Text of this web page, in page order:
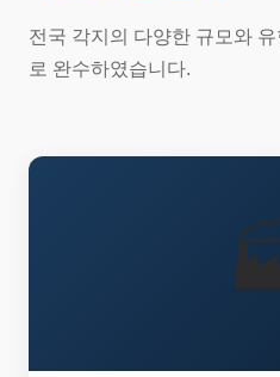
전국 각지의 다양한 규모와
로 완수하였습니다.